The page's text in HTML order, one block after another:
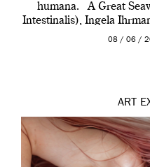
humana. A Great
Intestinalis), Ingela
Madrid y
08 / 06 /
ART